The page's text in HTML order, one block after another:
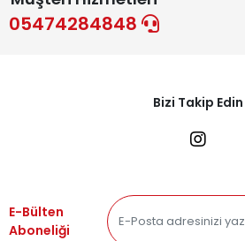
05474284848
Bizi Takip Edin
E-Bülten
Aboneliği